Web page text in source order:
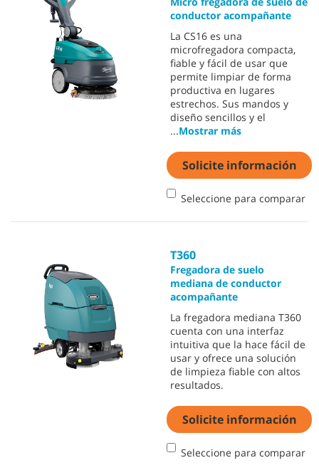
conductor acompañante
La CS16 es una
microfregadora compacta,
fiable y fácil de usar que
permite limpiar de forma
productiva en lugares
estrechos. Sus mandos y
diseño sencillos y el
...Mostrar más
Solicite información
Seleccione para comparar
T360
Fregadora de suelo
mediana de conductor
acompañante
La fregadora mediana T360
cuenta con una interfaz
intuitiva que la hace fácil de
usar y ofrece una solución
de limpieza fiable con altos
resultados.
Solicite información
Seleccione para comparar